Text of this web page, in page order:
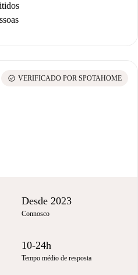
check_circle VERIFICADO POR SPOTAHOME
Desde 2023
Connosco
10-24h
Tempo médio de resposta